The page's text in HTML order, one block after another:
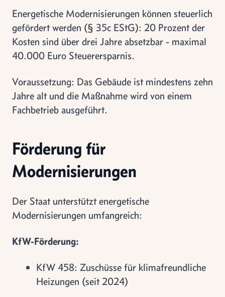
Energetische Modernisierungen können steuerlich
gefördert werden (§ 35c EStG): 20 Prozent der
Kosten sind über drei Jahre absetzbar - maximal
40.000 Euro Steuerersparnis.
Voraussetzung: Das Gebäude ist mindestens zehn
Jahre alt und die Maßnahme wird von einem
Fachbetrieb ausgeführt.
Förderung für
Modernisierungen
Der Staat unterstützt energetische
Modernisierungen umfangreich:
KfW-Förderung:
KfW 458: Zuschüsse für klimafreundliche
Heizungen (seit 2024)